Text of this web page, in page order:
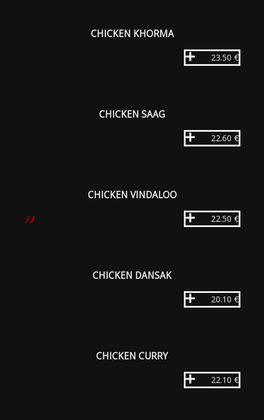
CHICKEN KHORMA
23.50 €
CHICKEN SAAG
22.60 €
CHICKEN VINDALOO
22.50 €
CHICKEN DANSAK
20.10 €
CHICKEN CURRY
22.10 €